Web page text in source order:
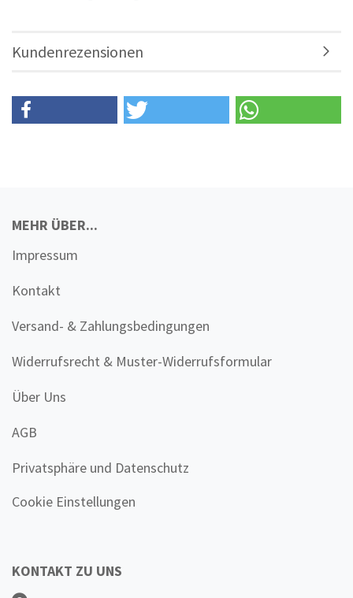
Kundenrezensionen
MEHR ÜBER...
Impressum
Kontakt
Versand- & Zahlungsbedingungen
Widerrufsrecht & Muster-Widerrufsformular
Über Uns
AGB
Privatsphäre und Datenschutz
Cookie Einstellungen
KONTAKT ZU UNS